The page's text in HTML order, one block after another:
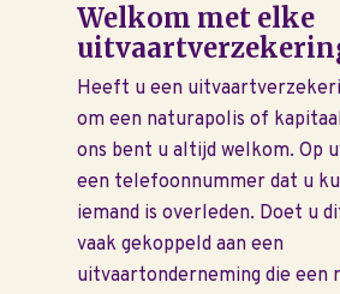
Welkom met elke
Heeft u een
om een naturapolis of
ons bent u altijd welkom. Op
een telefoonnummer dat u
iemand is overleden. Doet u
vaak gekoppeld aan een
uitvaartonderneming die een